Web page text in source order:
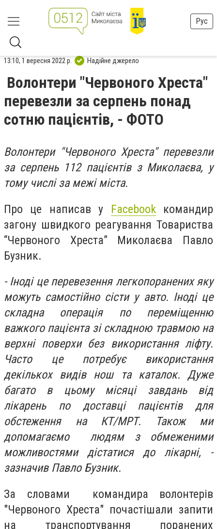
Рус
13:10, 1 вересня 2022 р. Надійне джерело
Волонтери "Червоного Хреста"
перевезли за серпень понад
сотню пацієнтів, - ФОТО
Волонтери "Червоного Хреста" перевезли
за серпень 112 пацієнтів з Миколаєва, у
тому числі за межі міста.
Про це написав у Facebookкомандир
загону швидкого реагування Товариства
“Червоного Хреста” Миколаєва Павло
Бузник.
- Іноді це перевезення легкопоранених яку
можуть самостійно сісти у авто. Іноді це
складна операція по переміщенню
важкого пацієнта зі складною травмою на
верхні поверхи без використання ліфту.
Часто це потребує використання
декількох видів нош та каталок. Дуже
багато в цьому місяці завдань від
лікарень по доставці пацієнтів для
обстеження на КТ/МРТ. Також ми
допомагаємо людям з обмеженими
можливостями дістатися до лікарні, -
зазначив Павло Бузник.
За словами командира волонтерів
"Червоного Хреста" почастішали запити
на транспортування поранених